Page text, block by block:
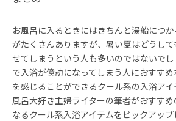
お風呂に入るときにはきちんと湯船につ
がたくさんありますが、暑い夏はどうし
せてしまうという人も多いのではないで
で入浴が億劫になってしまう人におすす
を感じることができるクール系の入浴ア
風呂大好き主婦ライターの筆者がおすす
なるクール系入浴アイテムをピックアップ